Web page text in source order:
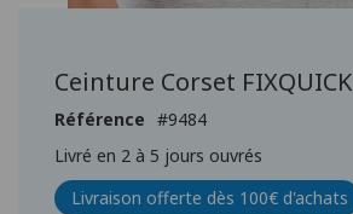
d’images
Ceinture Corset FIXQUICK
Référence
9484
Livré en 2 à 5 jours ouvrés
Livraison offerte dès 100€ d'achats